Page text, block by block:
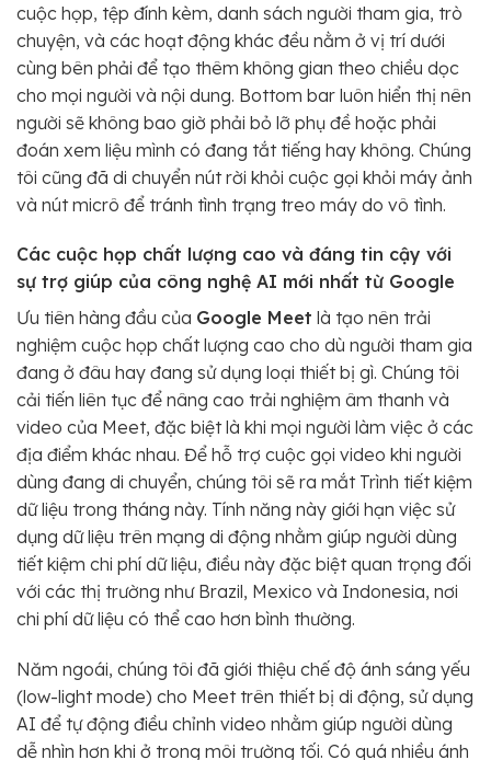
cuộc họp, tệp đính kèm, danh sách người tham gia, trò
chuyện, và các hoạt động khác đều nằm ở vị trí dưới
cùng bên phải để tạo thêm không gian theo chiều dọc
cho mọi người và nội dung. Bottom bar luôn hiển thị nên
người sẽ không bao giờ phải bỏ lỡ phụ đề hoặc phải
đoán xem liệu mình có đang tắt tiếng hay không. Chúng
tôi cũng đã di chuyển nút rời khỏi cuộc gọi khỏi máy ảnh
và nút micrô để tránh tình trạng treo máy do vô tình.
Các cuộc họp chất lượng cao và đáng tin cậy với
sự trợ giúp của công nghệ AI mới nhất từ Google
Ưu tiên hàng đầu của Google Meet là tạo nên trải
nghiệm cuộc họp chất lượng cao cho dù người tham gia
đang ở đâu hay đang sử dụng loại thiết bị gì. Chúng tôi
cải tiến liên tục để nâng cao trải nghiệm âm thanh và
video của Meet, đặc biệt là khi mọi người làm việc ở các
địa điểm khác nhau. Để hỗ trợ cuộc gọi video khi người
dùng đang di chuyển, chúng tôi sẽ ra mắt Trình tiết kiệm
dữ liệu trong tháng này. Tính năng này giới hạn việc sử
dụng dữ liệu trên mạng di động nhằm giúp người dùng
tiết kiệm chi phí dữ liệu, điều này đặc biệt quan trọng đối
với các thị trường như Brazil, Mexico và Indonesia, nơi
chi phí dữ liệu có thể cao hơn bình thường.
Năm ngoái, chúng tôi đã giới thiệu chế độ ánh sáng yếu
(low-light mode) cho Meet trên thiết bị di động, sử dụng
AI để tự động điều chỉnh video nhằm giúp người dùng
dễ nhìn hơn khi ở trong môi trường tối. Có quá nhiều ánh